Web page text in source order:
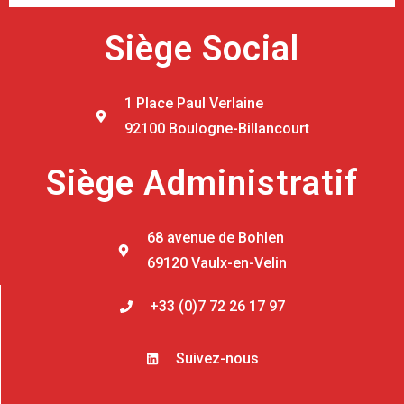
Siège Social
1 Place Paul Verlaine
92100 Boulogne-Billancourt
Siège Administratif
68 avenue de Bohlen
69120 Vaulx-en-Velin
+33 (0)7 72 26 17 97
Suivez-nous